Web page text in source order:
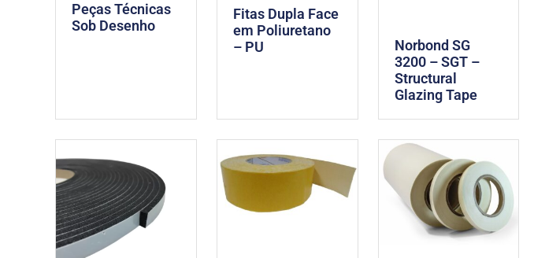
Peças Técnicas
Sob Desenho
Fitas Dupla Face
em Poliuretano
– PU
Norbond SG
3200 – SGT –
Structural
Glazing Tape